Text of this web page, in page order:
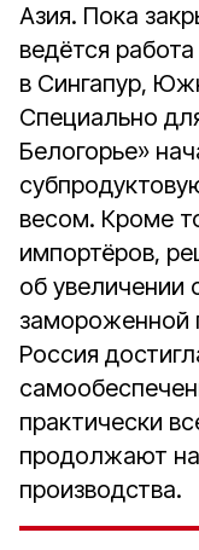
Азия. Пока
ведётся
в Сингапур,
Специально
Белогорье»
весом. Кроме
импортёров,
об увеличении
замороженной
Россия
практически
продолжают
производства.